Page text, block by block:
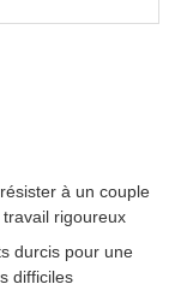
à un couple
rigoureux
durcis pour une
difficiles